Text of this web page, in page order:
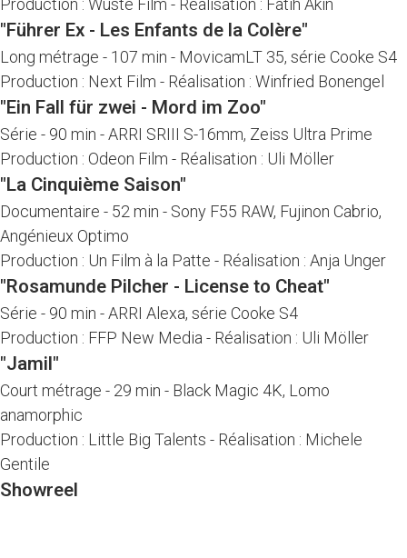
Production : Wüste Film - Réalisation : Fatih Akin
"Führer Ex - Les Enfants de la Colère"
Long métrage - 107 min - MovicamLT 35, série Cooke S4
Production : Next Film - Réalisation : Winfried Bonengel
"Ein Fall für zwei - Mord im Zoo"
Série - 90 min -ARRI SRIII S-16mm, Zeiss Ultra Prime
Production : Odeon Film - Réalisation : Uli Möller
"La Cinquième Saison"
Documentaire - 52 min - Sony F55 RAW, Fujinon Cabrio,
Angénieux Optimo
Production : Un Film à la Patte - Réalisation : Anja Unger
"Rosamunde Pilcher - License to Cheat"
Série - 90 min -ARRI Alexa, série Cooke S4
Production : FFP New Media - Réalisation : Uli Möller
"Jamil"
Court métrage - 29 min - Black Magic 4K, Lomo
anamorphic
Production : Little Big Talents - Réalisation : Michele
Gentile
Showreel